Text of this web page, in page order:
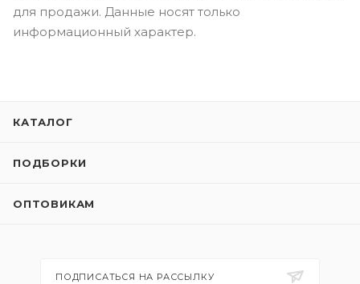
для продажи. Данные носят только
информационный характер.
КАТАЛОГ
ПОДБОРКИ
ОПТОВИКАМ
ПОДПИСАТЬСЯ НА РАССЫЛКУ